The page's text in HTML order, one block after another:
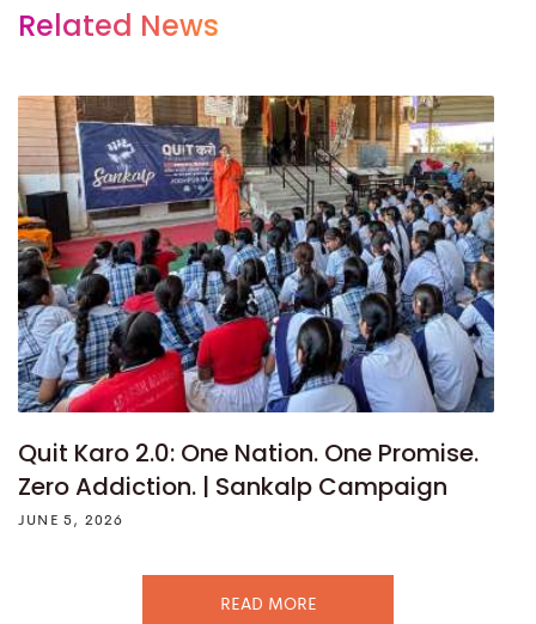
Related News
Quit Karo 2.0: One Nation. One Promise.
Zero Addiction. | Sankalp Campaign
JUNE 5, 2026
READ MORE